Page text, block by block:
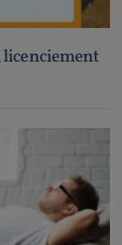
licenciement